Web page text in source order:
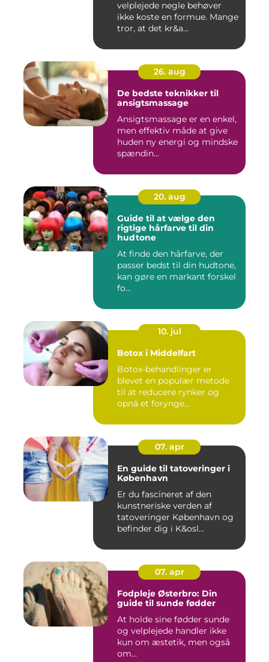
velplejede negle behøver
ikke koste en formue. Mange
tror, at det kr&a...
26. aug
De bedste teknikker til
ansigtsmassage
Ansigtsmassage er en enkel,
men effektiv måde at give
huden ny energi og mindske
spændin...
20. aug
Guide til at vælge den
rigtige hårfarve til din
hudtone
At finde den hårfarve, der
passer bedst til din hudtone,
kan gøre en markant forskel
fo...
10. jul
Botox i Middelfart
Botox-behandlinger er
blevet en populær metode
til at reducere rynker og
opnå et forynge...
07. apr
En guide til tatoveringer i
København
Er du fascineret af den
kunstneriske verden af
tatoveringer København og
befinder dig i K&osl...
07. apr
Fodpleje Østerbro: Din
guide til sunde fødder
At holde sine fødder sunde
og velplejede handler ikke
kun om æstetik, men også
om...